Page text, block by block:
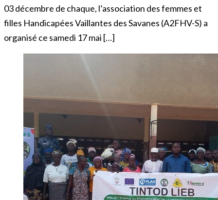
03 décembre de chaque, l’association des femmes et
filles Handicapées Vaillantes des Savanes (A2FHV-S) a
organisé ce samedi 17 mai […]